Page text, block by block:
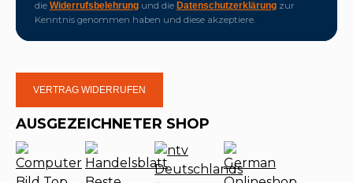
die Widerrufsbelehrung und die Datenschutzerklärung zur
Kenntnis genommen haben und diese akzeptiere.
VERTRAG WIDERRUFEN
AUSGEZEICHNETER SHOP